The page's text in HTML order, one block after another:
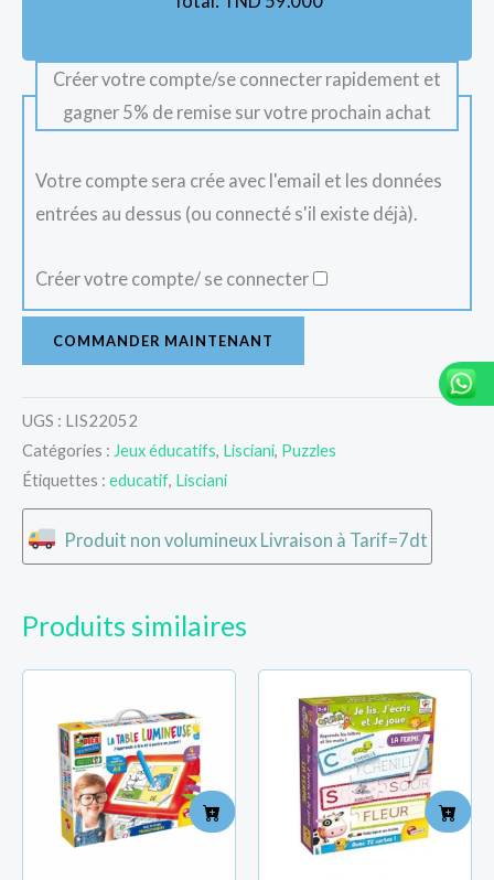
Créer votre compte/se connecter rapidement et
gagner 5% de remise sur votre prochain achat
Votre compte sera crée avec l'email et les données
entrées au dessus (ou connecté s'il existe déjà).
Créer votre compte/ se connecter
COMMANDER MAINTENANT
UGS : LIS22052
Catégories : Jeux éducatifs, Lisciani, Puzzles
Étiquettes : educatif, Lisciani
Produit non volumineux Livraison à Tarif=7dt
Produits similaires